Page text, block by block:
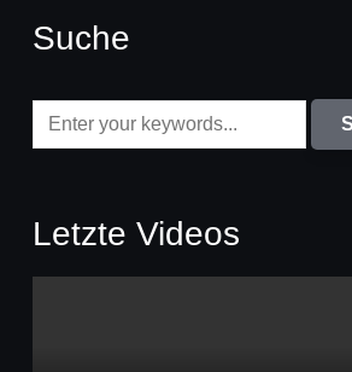
Suche
Letzte Videos